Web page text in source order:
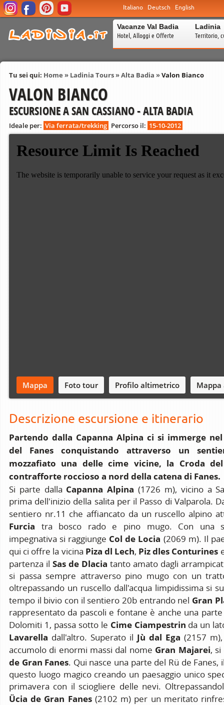
Italiano Deutsch English
Vacanze Val Badia
Hotel, Alloggi e Offerte
Ladinia
Territorio,
Tu sei qui: Home» Ladinia Tours»Alta Badia »Valon Bianco
VALON BIANCO
ESCURSIONE A SAN CASSIANO - ALTA BADIA
Ideale per: Via ferrata/trekking Percorso il: 15-10-2012
Mappa Foto tour Profilo altimetrico Mappa
Descrizione escursione e itinerario
Partendo dalla Capanna Alpina ci si immerge
del Fanes conquistando attraverso un
mozzafiato una delle cime vicine, la Croda
contrafforte roccioso a nord della catena di Fanes.
Si parte dalla Capanna Alpina (1726 m), vicino a
prima dell'inizio della salita per il Passo di Valparola.
sentiero nr.11 che affiancato da un ruscello alpino
Furcia tra bosco rado e pino mugo. Con una
impegnativa si raggiunge Col de Locia (2069 m). Il
qui ci offre la vicina Piza dl Lech, Piz dles Conturines
partenza il Sas de Dlacia tanto amato dagli
si passa sempre attraverso pino mugo con un
oltrepassando un ruscello dall'acqua limpidissima si
tempo il bivio con il sentiero 20b entrando nel Gran
rappresentato da pascoli e fontane è anche una
Dolomiti 1, passa sotto le Cime Ciampestrin da un
Lavarella dall'altro. Superato il Jù dal Ega (2157
accumolo di enormi massi dal nome Gran Majarei,
de Gran Fanes. Qui nasce una parte del Rü de Fanes,
questo luogo magico creando un paesaggio unico
primavera con il sciogliere delle nevi.
Ücia de Gran Fanes(2102 m) per un meritato